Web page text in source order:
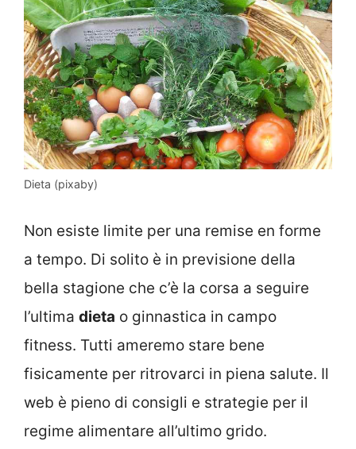
Dieta (pixaby)
Non esiste limite per una remise en forme
a tempo. Di solito è in previsione della
bella stagione che c’è la corsa a seguire
l’ultima dieta o ginnastica in campo
fitness. Tutti ameremo stare bene
fisicamente per ritrovarci in piena salute. Il
web è pieno di consigli e strategie per il
regime alimentare all’ultimo grido.